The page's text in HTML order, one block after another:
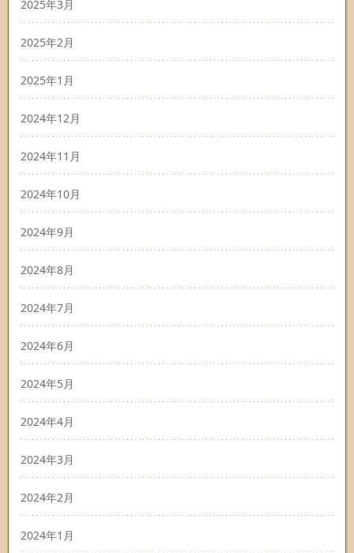
2025年3月
2025年2月
2025年1月
2024年12月
2024年11月
2024年10月
2024年9月
2024年8月
2024年7月
2024年6月
2024年5月
2024年4月
2024年3月
2024年2月
2024年1月